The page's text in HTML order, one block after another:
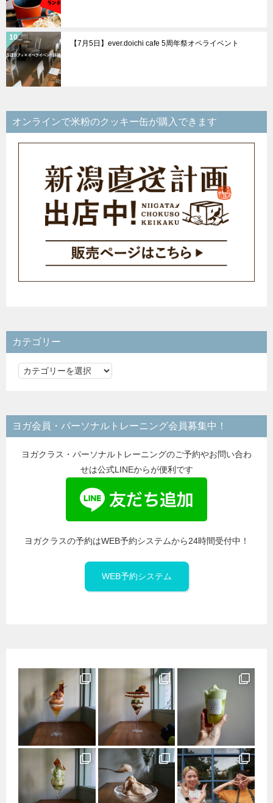
【7月5日】ever.doichi cafe 5周年祭オペライベント
オンラインで米粉のクッキー缶が購入できます
カテゴリー
カ
リ
ー
ヨガ会員・パーソナルトレーニング会員募集中！
ヨガクラス・パーソナルトレーニングのご予約やお問い合わ
せは公式LINEからが便利です
ヨガクラスの予約はWEB予約システムから24時間受付中！
WEB予約システム